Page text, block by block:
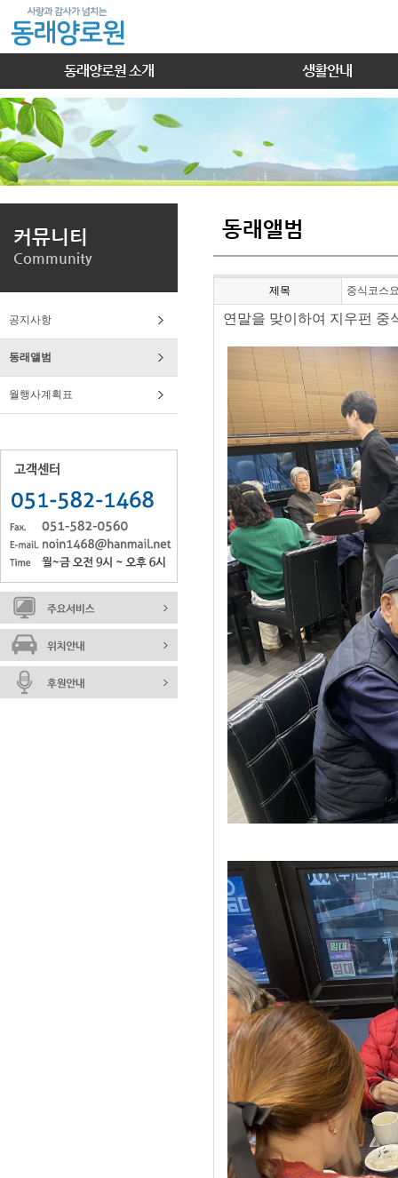
동래양로원 소개 생활안내
커뮤니티
Community
공지사항
동래앨범
월행사계획표
동래앨범
제목 중식코스
연말을 맞이하여 지우펀 중